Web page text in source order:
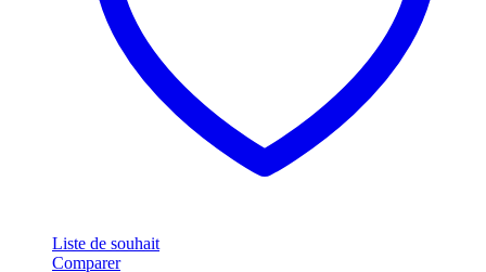
Liste de souhait
Comparer